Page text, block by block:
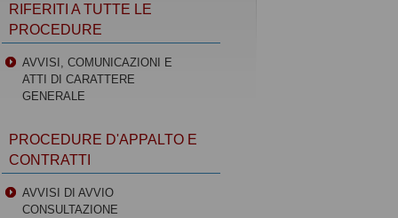
RIFERITI A TUTTE LE
PROCEDURE
AVVISI, COMUNICAZIONI E
ATTI DI CARATTERE
GENERALE
PROCEDURE D'APPALTO E
CONTRATTI
AVVISI DI AVVIO
CONSULTAZIONE